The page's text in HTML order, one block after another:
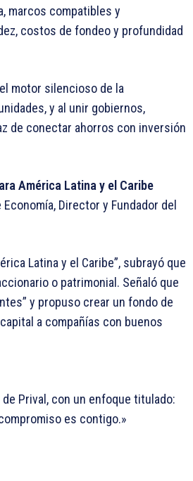
marcos compatibles y
costos de fondeo y profundidad
motor silencioso de la
y al unir gobiernos,
de conectar ahorros con inversión
América Latina y el Caribe
Director y Fundador del
Latina y el Caribe”, subrayó que
o patrimonial. Señaló que
y propuso crear un fondo de
a compañías con buenos
Prival, con un enfoque titulado:
es contigo.»